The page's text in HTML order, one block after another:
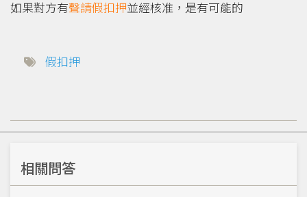
如果對方有聲請假扣押並經核准，是有可能的
假扣押
相關問答